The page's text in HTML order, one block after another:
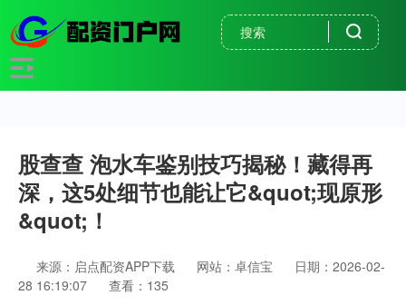
股查查 泡水车鉴别技巧揭秘！藏得再
深，这5处细节也能让它&quot;现原形
&quot;！
来源：启点配资APP下载 网站：卓信宝
日期：2026-02-
28 16:19:07
查看：135